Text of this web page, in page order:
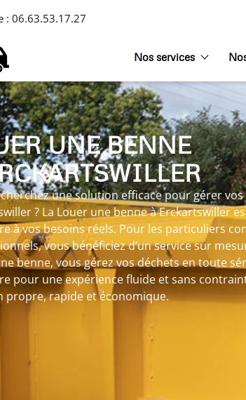
: 06.63.53.17.27
Nos services
UNE BENNE
une solution efficace pour gérer vos
? La Louer une benne à Erckartswiller
à vos besoins réels. Pour les particuliers
vous bénéficiez d’un service sur
benne, vous gérez vos déchets en toute
pour une expérience fluide et sans
propre, rapide et économique.